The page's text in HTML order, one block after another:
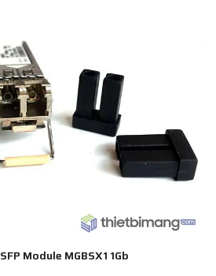
SFP Module MGBSX1 1Gb